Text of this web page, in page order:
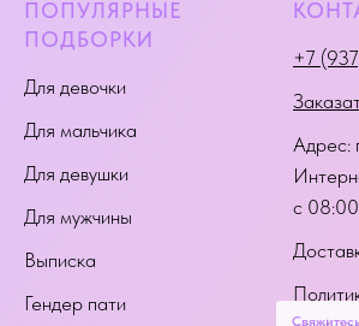
ПОПУЛЯРНЫЕ
ПОДБОРКИ
Для девочки
Для мальчика
Для девушки
Для мужчины
Выписка
Гендер пати
+7
Адрес:
с